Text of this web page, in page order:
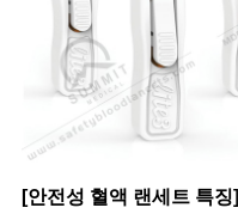
[안전성 혈액 랜세트 특징]